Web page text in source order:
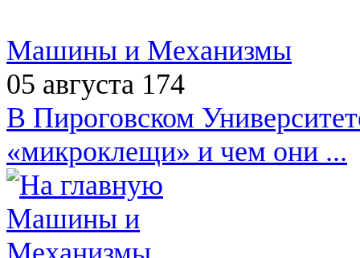
Машины и Механизмы
05 августа 174
В Пироговском
«микроклещи» и чем они ...